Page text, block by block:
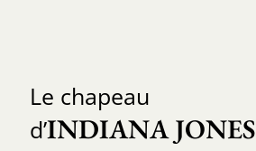
Le chapeau
d’INDIANA JONES